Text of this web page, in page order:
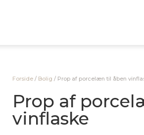
Forside / Bolig / Prop af porcelæn til åben
Prop af
vinflaske